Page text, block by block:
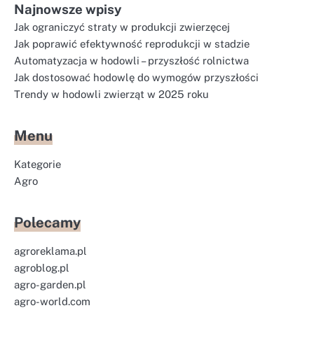
Najnowsze wpisy
Jak ograniczyć straty w produkcji zwierzęcej
Jak poprawić efektywność reprodukcji w stadzie
Automatyzacja w hodowli – przyszłość rolnictwa
Jak dostosować hodowlę do wymogów przyszłości
Trendy w hodowli zwierząt w 2025 roku
Menu
Kategorie
Agro
Polecamy
agroreklama.pl
agroblog.pl
agro-garden.pl
agro-world.com